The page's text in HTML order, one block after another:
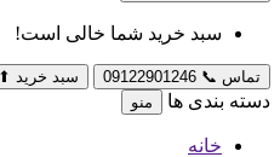
سبد خرید شما خالی است!
تماس 📞
09122901246 سبد خرید ⬆
دسته بندی ها منو
خانه